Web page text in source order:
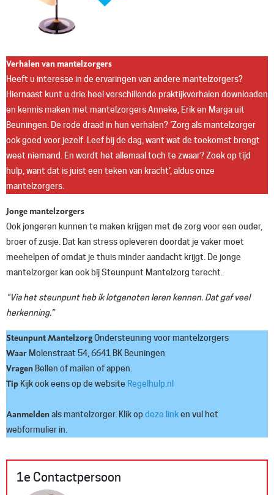
Verhalen van mantelzorgers
Heeft u interesse in de ervaringen van andere mantelzorgers?
Hiernaast kunt u drie heel verschillende praktijkverhalen downloaden
en kennis maken met mantelzorgers Anneke, Erik en Marga uit
Beuningen. De rode draad in hun verhalen? ‘Zorg als mantelzorger
ook goed voor jezelf. Leef bij de dag, want wat de toekomst brengt
weet niemand. En wordt het allemaal toch te zwaar? Zoek op tijd
hulp, want dat is juist een teken van kracht’, aldus onze
mantelzorgers.
Jonge mantelzorgers
Ook jongeren kunnen te maken krijgen met de zorg voor een ouder,
broer of zusje. Dat kan stress opleveren doordat je vaker moet
meehelpen of omdat je thuis minder aandacht krijgt. De jonge
mantelzorger kan ook bij Steunpunt Mantelzorg terecht.
“Via het steunpunt heb ik lotgenoten leren kennen. Dat gaf veel
herkenning.”
Steunpunt MantelzorgOndersteuning voor mantelzorgers
Waar Molenstraat 54, 6641 BK Beuningen
Vragen Bellen of mailen of appen.
Tip Kijk ook eens op de website Regelhulp.nl
Aanmeldenals mantelzorger. Klik op deze linken vul het
webformulier in.
1e Contactpersoon